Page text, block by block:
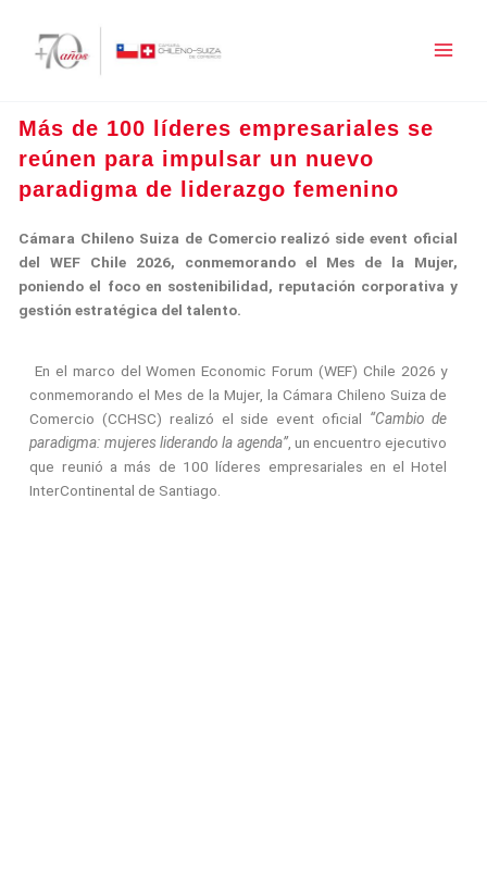
contenido
Más de 100 líderes empresariales se
reúnen para impulsar un nuevo
paradigma de liderazgo femenino
Cámara Chileno Suiza de Comercio realizó side event oficial
del WEF Chile 2026, conmemorando el Mes de la Mujer,
poniendo el foco en sostenibilidad, reputación corporativa y
gestión estratégica del talento.
En el marco del Women Economic Forum (WEF) Chile 2026 y
conmemorando el Mes de la Mujer, la Cámara Chileno Suiza de
Comercio (CCHSC) realizó el side event oficial “Cambio de
paradigma: mujeres liderando la agenda”, un encuentro ejecutivo
que reunió a más de 100 líderes empresariales en el Hotel
InterContinental de Santiago.